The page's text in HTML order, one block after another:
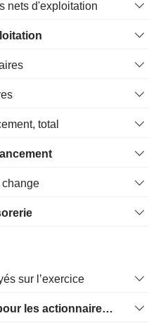
nets d'exploitation
total
sur l’exercice
Flux de trésorerie libre pour les actionnaires FCFE